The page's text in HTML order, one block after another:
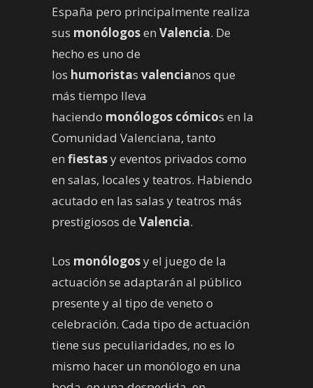
España pero principalmente realiza
sus monólogosen Valencia. De
hecho es uno de
los humoristas valencianos que
más tiempo lleva
haciendo monólogos cómicos en la
Comunidad Valenciana, tanto
en fiestasy eventos privados como
en salas, locales y teatros. Habiendo
acutado en las salas y teatros más
prestigiosos de Valencia.
Los monólogosy el juego de la
actuación se adaptarán al público
presente y al tipo de veneto o
celebración. Cada tipo de actuación
tiene sus peculiaridades, no es lo
mismo hacer un monólogo en una